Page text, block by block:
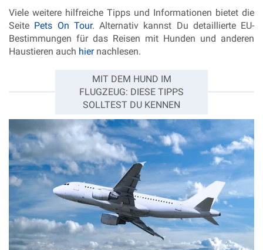
Viele weitere hilfreiche Tipps und Informationen bietet die
Seite Pets On Tour. Alternativ kannst Du detaillierte EU-
Bestimmungen für das Reisen mit Hunden und anderen
Haustieren auch hiernachlesen.
MIT DEM HUND IM
FLUGZEUG: DIESE TIPPS
SOLLTEST DU KENNEN